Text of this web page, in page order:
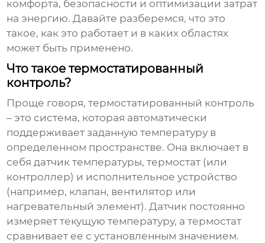
комфорта, безопасности и оптимизации затрат
на энергию. Давайте разберемся, что это
такое, как это работает и в каких областях
может быть применено.
Что такое термостатированный
контроль?
Проще говоря,термостатированный контроль
– это система, которая автоматически
поддерживает заданную температуру в
определенном пространстве. Она включает в
себя датчик температуры, термостат (или
контроллер) и исполнительное устройство
(например, клапан, вентилятор или
нагревательный элемент). Датчик постоянно
измеряет текущую температуру, а термостат
сравнивает ее с установленным значением.